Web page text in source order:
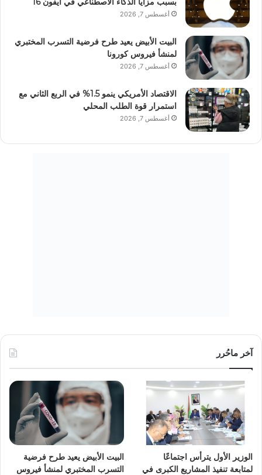
أغسطس 7, 2026
البيت الأبيض يعيد طرح فرضية التسرب المختبري
لمنشأ فيروس كورونا
أغسطس 7, 2026
الاقتصاد الأمريكي ينمو 1.5% في الربع الثاني مع
استمرار قوة الطلب المحلي
أغسطس 7, 2026
آخر ماحُرر
الوزير الأول يترأس اجتماعًا
لمتابعة تنفيذ المشاريع الكبرى في
البيت الأبيض يعيد طرح فرضية
التسرب المختبري لمنشأ فيروس